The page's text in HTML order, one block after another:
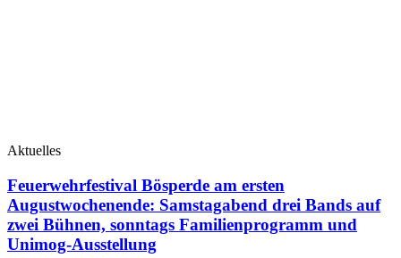
Aktuelles
Feuerwehrfestival Bösperde am ersten
Augustwochenende: Samstagabend drei Bands auf
zwei Bühnen, sonntags Familienprogramm und
Unimog-Ausstellung